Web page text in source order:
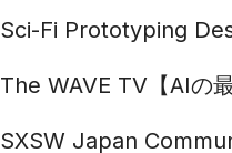
Sci-Fi Prototyping
The WAVE TV【AIの
SXSW Japan